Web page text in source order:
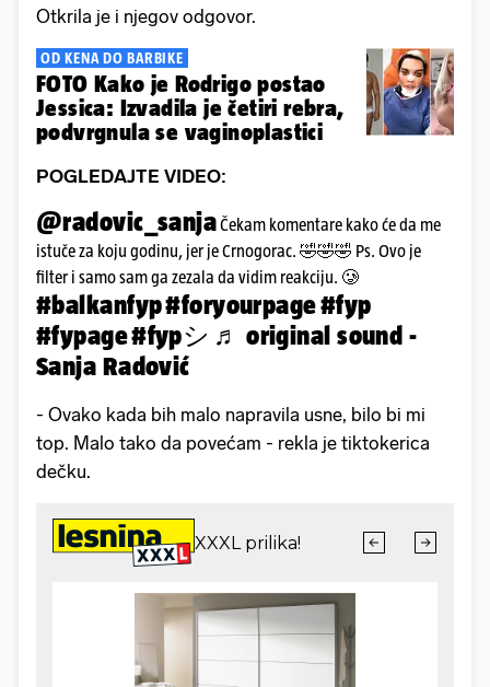
Otkrila je i njegov odgovor.
OD KENA DO BARBIKE
FOTO Kako je Rodrigo postao
Jessica: Izvadila je četiri rebra,
podvrgnula se vaginoplastici
POGLEDAJTE VIDEO:
@radovic_sanjaČekam komentare kako će da me
istuče za koju godinu, jer je Crnogorac. 🤣🤣🤣 Ps. Ovo je
filter i samo sam ga zezala da vidim reakciju. 🥲
#balkanfyp#foryourpage#fyp
#fypage#fypシ ♬ original sound -
Sanja Radović
- Ovako kada bih malo napravila usne, bilo bi mi
top. Malo tako da povećam - rekla je tiktokerica
dečku.